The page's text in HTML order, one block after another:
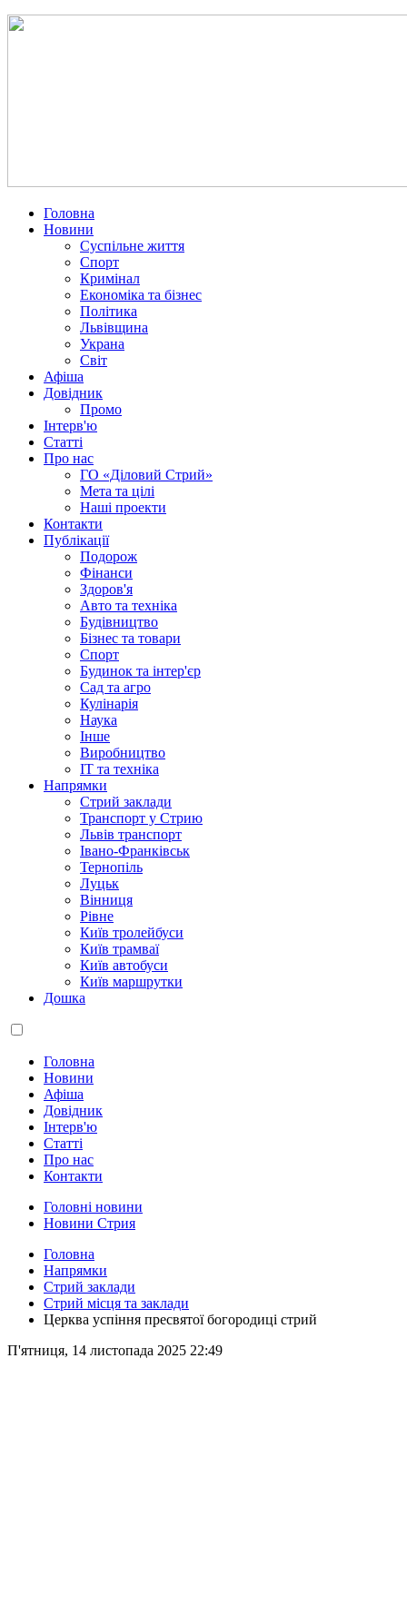
Головна
Новини
Суспільне життя
Спорт
Кримінал
Економіка та бізнес
Політика
Львівщина
Украна
Світ
Афіша
Довідник
Промо
Інтерв'ю
Статті
Про нас
ГО «Діловий Стрий»
Мета та цілі
Наші проекти
Контакти
Публікації
Подорож
Фінанси
Здоров'я
Авто та техніка
Будівництво
Бізнес та товари
Спорт
Будинок та інтер'єр
Сад та агро
Кулінарія
Наука
Інше
Виробництво
IT та техніка
Напрямки
Стрий заклади
Транспорт у Стрию
Львів транспорт
Івано-Франківськ
Тернопіль
Луцьк
Вінниця
Рівне
Київ тролейбуси
Київ трамваї
Київ автобуси
Київ маршрутки
Дошка
Головна
Новини
Афіша
Довідник
Інтерв'ю
Статті
Про нас
Контакти
Головні новини
Новини Стрия
Головна
Напрямки
Стрий заклади
Стрий місця та заклади
Церква успіння пресвятої богородиці стрий
П'ятниця, 14 листопада 2025 22:49